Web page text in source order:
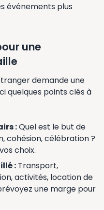
événements plus
une
demande une
quelques points clés à
:Quel est le but de
cohésion, célébration ?
choix.
: Transport,
activités, location de
une marge pour